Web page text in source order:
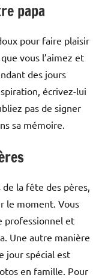
papa
pour faire plaisir
vous l’aimez et
des jours
écrivez-lui
pas de signer
sa mémoire.
la fête des pères,
le moment. Vous
professionnel et
Une autre manière
jour spécial est
en famille. Pour